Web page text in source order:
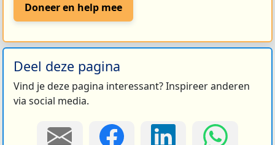
Doneer en help mee
Deel deze pagina
Vind je deze pagina interessant? Inspireer anderen
via social media.